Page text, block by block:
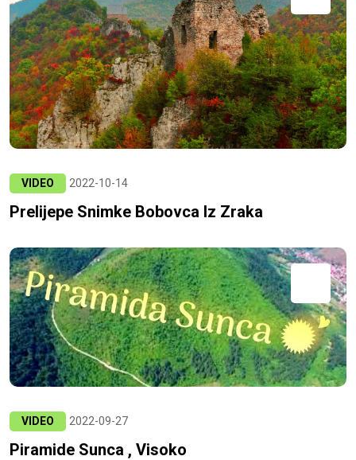
VIDEO 2022-10-14
Prelijepe Snimke Bobovca Iz Zraka
VIDEO 2022-09-27
Piramide Sunca , Visoko